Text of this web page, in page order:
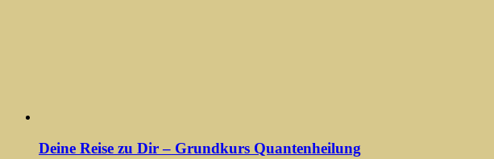
Deine Reise zu Dir – Grundkurs Quantenheilung